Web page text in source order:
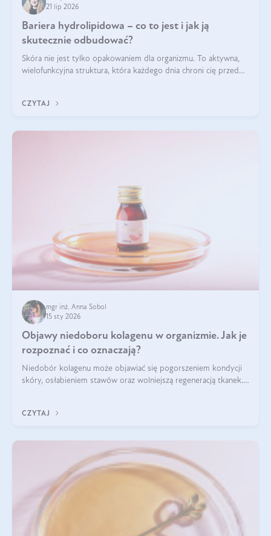
21 lip 2026
Bariera hydrolipidowa – co to jest i jak ją
skutecznie odbudować?
Skóra nie jest tylko opakowaniem dla organizmu. To aktywna,
wielofunkcyjna struktura, która każdego dnia chroni cię przed
bariera hydrolipidowa.
CZYTAJ
mgr inż. Anna Sobol
15 sty 2026
Objawy niedoboru kolagenu w organizmie. Jak je
rozpoznać i co oznaczają?
Niedobór kolagenu może objawiać się pogorszeniem kondycji
skóry, osłabieniem stawów oraz wolniejszą regeneracją tkanek.
osłabienie włosów.
CZYTAJ